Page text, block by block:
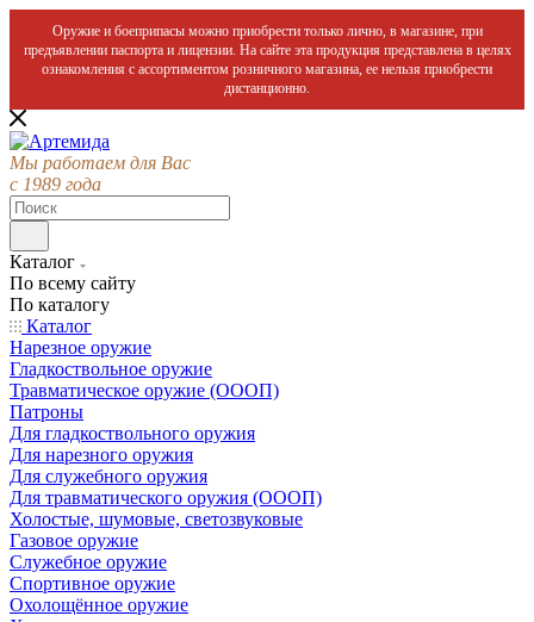
Оружие и боеприпасы можно приобрести только лично, в магазине, при
предъявлении паспорта и лицензии. На сайте эта продукция представлена в целях
ознакомления с ассортиментом розничного магазина, ее нельзя приобрести
дистанционно.
Мы работаем для Вас
с 1989 года
Каталог
По всему сайту
По каталогу
Каталог
Нарезное оружие
Гладкоствольное оружие
Травматическое оружие (ОООП)
Патроны
Для гладкоствольного оружия
Для нарезного оружия
Для служебного оружия
Для травматического оружия (ОООП)
Холостые, шумовые, светозвуковые
Газовое оружие
Служебное оружие
Спортивное оружие
Охолощённое оружие